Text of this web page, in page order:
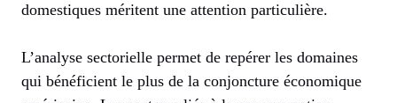
domestiques méritent une attention particulière.
L’analyse sectorielle permet de repérer les domaines
qui bénéficient le plus de la conjoncture économique